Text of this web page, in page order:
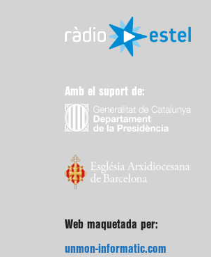
Amb el suport de:
Web maquetada per:
unmon-informatic.com